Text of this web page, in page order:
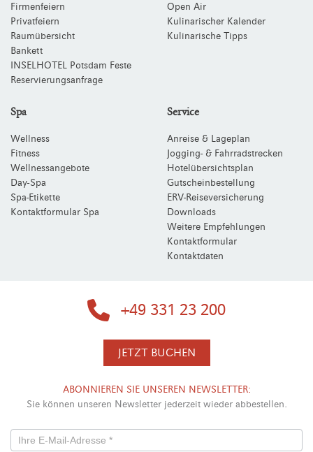
Firmenfeiern
Privatfeiern
Raumübersicht
Bankett
INSELHOTEL Potsdam Feste
Reservierungsanfrage
Open Air
Kulinarischer Kalender
Kulinarische Tipps
Spa
Wellness
Fitness
Wellnessangebote
Day-Spa
Spa-Etikette
Kontaktformular Spa
Service
Anreise & Lageplan
Jogging- & Fahrradstrecken
Hotelübersichtsplan
Gutscheinbestellung
ERV-Reiseversicherung
Downloads
Weitere Empfehlungen
Kontaktformular
Kontaktdaten
+49 331 23 200
JETZT BUCHEN
ABONNIEREN SIE UNSEREN NEWSLETTER:
Sie können unseren Newsletter jederzeit wieder abbestellen.
Newsletterformular